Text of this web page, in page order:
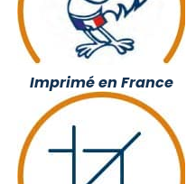
Imprimé en France